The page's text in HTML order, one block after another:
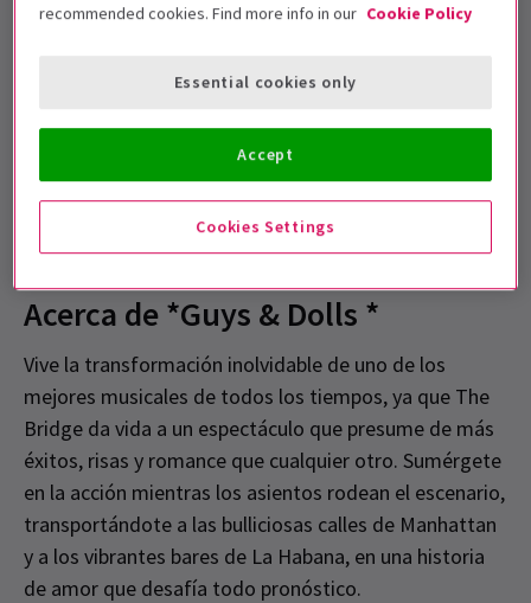
Acerca de *Guys & Dolls *
Vive la transformación inolvidable de uno de los
mejores musicales de todos los tiempos, ya que The
Bridge da vida a un espectáculo que presume de más
éxitos, risas y romance que cualquier otro. Sumérgete
en la acción mientras los asientos rodean el escenario,
transportándote a las bulliciosas calles de Manhattan
y a los vibrantes bares de La Habana, en una historia
de amor que desafía todo pronóstico.
recommended cookies. Find more info in our Cookie Policy
Cookies Settings
Essential cookies only
Accept